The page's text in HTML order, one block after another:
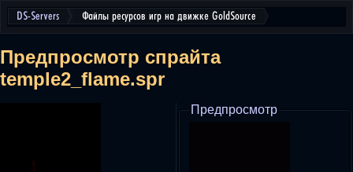
DS-Servers Файлы ресурсов игр на движке GoldSource
Предпросмотр спрайта
temple2_flame.spr
Предпросмотр